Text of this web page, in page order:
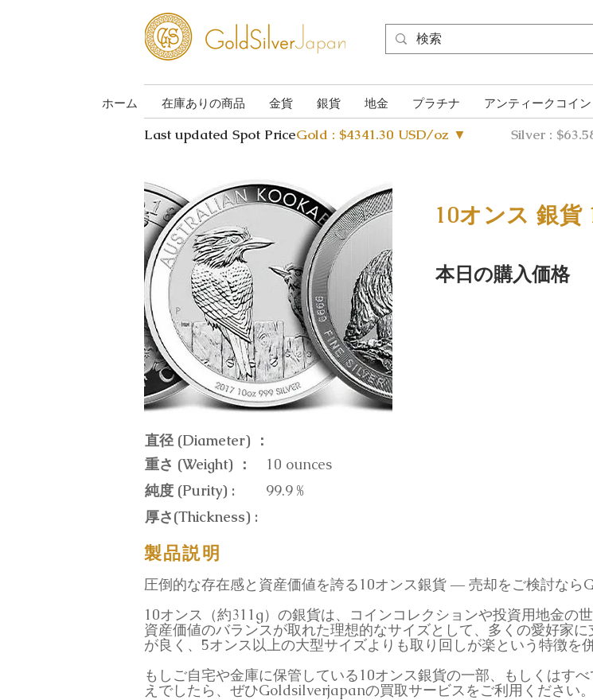
ホーム 在庫ありの商品 金貨 銀貨 地金 プラチナ アンティークコイン
Last updated Spot PriceGold : $4341.30 USD/oz ▼ Silver :
10オンス 銀
本日の購入価格
直径 (Diameter) ：
重さ (Weight) ：
10 ounces
純度 (Purity) :
99.9 %
厚さ(Thickness) :
製品説明
圧倒的な存在感と資産価値を誇る10オンス銀貨 ― 売却をご検討な
10オンス（約311g）の銀貨は、コインコレクションや投資用地金の
資産価値のバランスが取れた理想的なサイズとして、多くの愛好家
が良く、5オンス以上の大型サイズよりも取り回しが楽という特徴を
もしご自宅や金庫に保管している10オンス銀貨の一部、もしくはす
えでしたら、ぜひGoldsilverjapanの買取サービスをご利用ください。